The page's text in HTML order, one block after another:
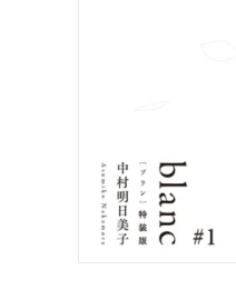
恵文
本の
本の
本の
喜久